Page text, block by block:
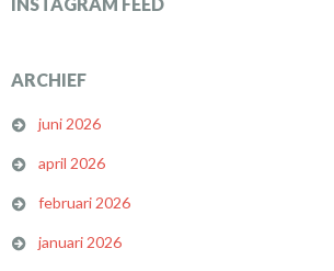
ARCHIEF
juni 2026
april 2026
februari 2026
januari 2026